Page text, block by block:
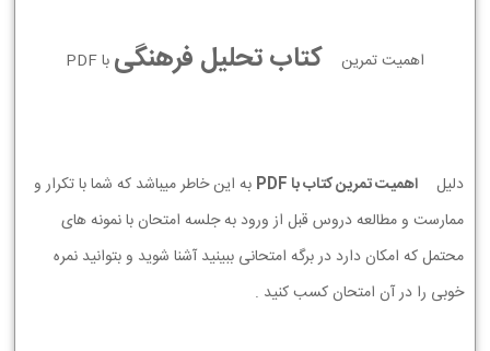
اهمیت تمرین کتاب تحلیل فرهنگی با PDF
دلیل اهمیت تمرین کتاب با PDF
به این خاطر میباشد که شما با تکرار و
ممارست و مطالعه دروس قبل از ورود به جلسه امتحان با نمونه های
محتمل که امکان دارد در برگه امتحانی ببینید آشنا شوید و بتوانید نمره
خوبی را در آن امتحان کسب کنید .